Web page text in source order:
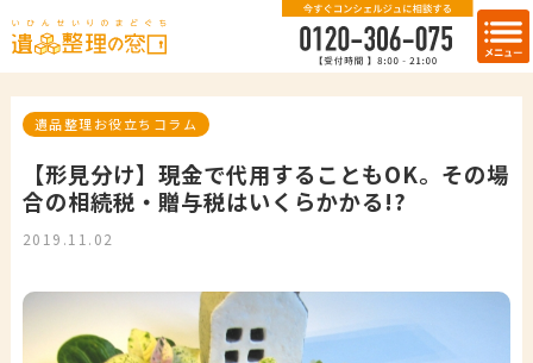
遺品整理お役立ちコラム
【形見分け】現金で代用することもOK。その場
合の相続税・贈与税はいくらかかる!?
2019.11.02